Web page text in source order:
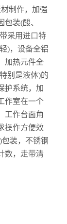
制作，加强
装(酸、
采用进口特
)，设备全铝
加热元件全
别是液体)的
护系统，加
作室在一个
工作台面角
操作方便效
装，不锈钢
数，走带清